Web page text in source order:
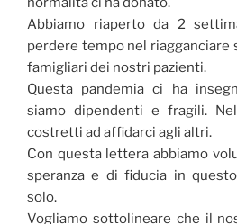
Abbiamo riaperto da 2
perdere tempo nel riagganciare
famigliari dei nostri pazienti.
Questa pandemia ci ha
siamo dipendenti e fragili.
costretti ad affidarci agli altri.
Con questa lettera abbiamo
speranza e di fiducia in
solo.
Vogliamo sottolineare che il